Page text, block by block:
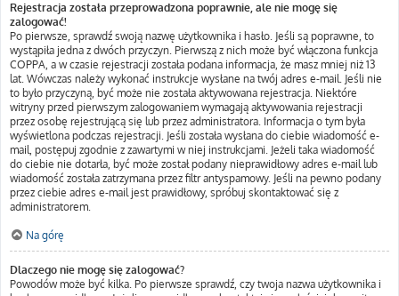
Rejestracja została przeprowadzona poprawnie, ale nie mogę się
zalogować!
Po pierwsze, sprawdź swoją nazwę użytkownika i hasło. Jeśli są poprawne, to
wystąpiła jedna z dwóch przyczyn. Pierwszą z nich może być włączona funkcja
COPPA, a w czasie rejestracji została podana informacja, że masz mniej niż 13
lat. Wówczas należy wykonać instrukcje wysłane na twój adres e-mail. Jeśli nie
to było przyczyną, być może nie została aktywowana rejestracja. Niektóre
witryny przed pierwszym zalogowaniem wymagają aktywowania rejestracji
przez osobę rejestrującą się lub przez administratora. Informacja o tym była
wyświetlona podczas rejestracji. Jeśli została wysłana do ciebie wiadomość e-
mail, postępuj zgodnie z zawartymi w niej instrukcjami. Jeżeli taka wiadomość
do ciebie nie dotarła, być może został podany nieprawidłowy adres e-mail lub
wiadomość została zatrzymana przez filtr antyspamowy. Jeśli na pewno podany
przez ciebie adres e-mail jest prawidłowy, spróbuj skontaktować się z
administratorem.
Na górę
Dlaczego nie mogę się zalogować?
Powodów może być kilka. Po pierwsze sprawdź, czy twoja nazwa użytkownika i